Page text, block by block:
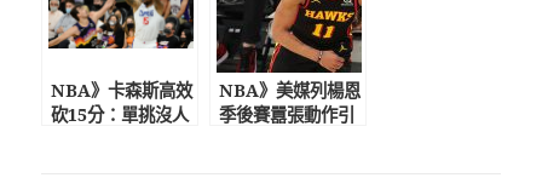
NBA》卡森斯高效
砍15分：單挑沒人
NBA》美媒列楊恩
季後賽囂張動作引